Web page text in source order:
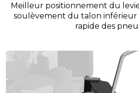
Meilleur positionnement du
soulèvement du talon
rapide des